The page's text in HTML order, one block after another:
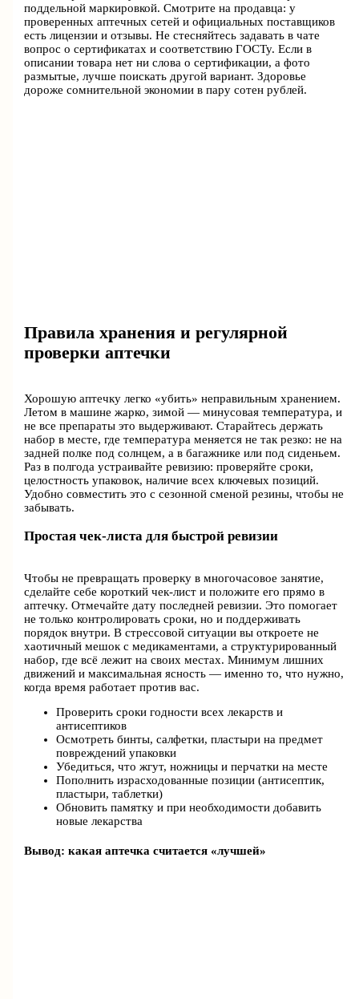
поддельной маркировкой. Смотрите на продавца: у
проверенных аптечных сетей и официальных поставщиков
есть лицензии и отзывы. Не стесняйтесь задавать в чате
вопрос о сертификатах и соответствию ГОСТу. Если в
описании товара нет ни слова о сертификации, а фото
размытые, лучше поискать другой вариант. Здоровье
дороже сомнительной экономии в пару сотен рублей.
Правила хранения и регулярной
проверки аптечки
Хорошую аптечку легко «убить» неправильным хранением.
Летом в машине жарко, зимой — минусовая температура, и
не все препараты это выдерживают. Старайтесь держать
набор в месте, где температура меняется не так резко: не на
задней полке под солнцем, а в багажнике или под сиденьем.
Раз в полгода устраивайте ревизию: проверяйте сроки,
целостность упаковок, наличие всех ключевых позиций.
Удобно совместить это с сезонной сменой резины, чтобы не
забывать.
Простая чек‑листа для быстрой ревизии
Чтобы не превращать проверку в многочасовое занятие,
сделайте себе короткий чек‑лист и положите его прямо в
аптечку. Отмечайте дату последней ревизии. Это помогает
не только контролировать сроки, но и поддерживать
порядок внутри. В стрессовой ситуации вы откроете не
хаотичный мешок с медикаментами, а структурированный
набор, где всё лежит на своих местах. Минимум лишних
движений и максимальная ясность — именно то, что нужно,
когда время работает против вас.
Проверить сроки годности всех лекарств и
антисептиков
Осмотреть бинты, салфетки, пластыри на предмет
повреждений упаковки
Убедиться, что жгут, ножницы и перчатки на месте
Пополнить израсходованные позиции (антисептик,
пластыри, таблетки)
Обновить памятку и при необходимости добавить
новые лекарства
Вывод: какая аптечка считается «лучшей»